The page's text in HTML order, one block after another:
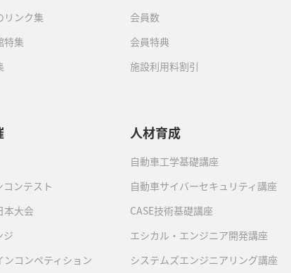
リンク集
特集
会員数
会員特典
施設利用料割引
ンテスト
本大会
ジ
コンペティション
人材育成
自動車工学基礎講座
自動車サイバーセキュリティ講座
CASE技術基礎講座
エシカル・エンジニア開発講座
システムズエンジニアリング講座